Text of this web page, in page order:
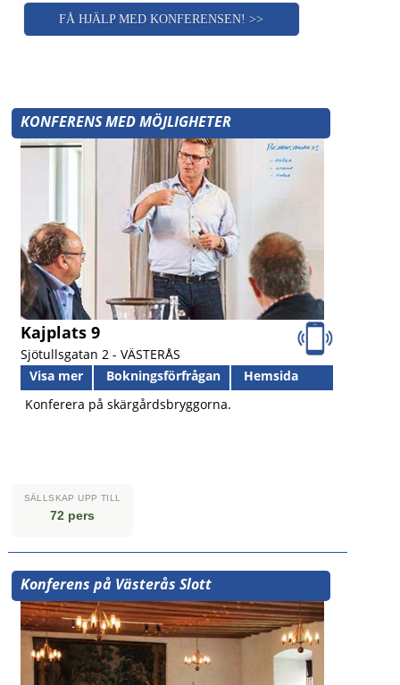
FÅ HJÄLP MED KONFERENSEN! >>
KONFERENS MED MÖJLIGHETER
Kajplats 9
Sjötullsgatan 2 - VÄSTERÅS
Visa mer
Bokningsförfrågan
Hemsida
Konferera på skärgårdsbryggorna.
SÄLLSKAP UPP TILL
72 pers
Konferens på Västerås Slott